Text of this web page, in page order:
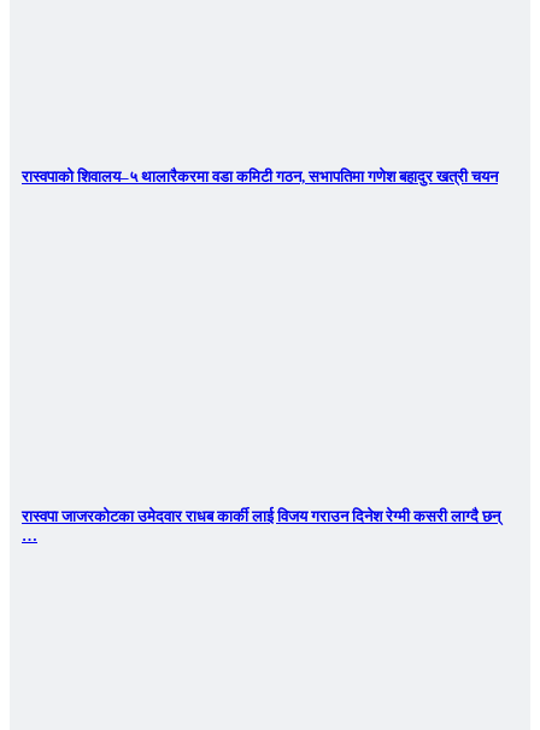
रास्वपाको शिवालय–५ थालारैकरमा वडा कमिटी गठन, सभापतिमा गणेश बहादुर खत्री चयन
रास्वपा जाजरकोटका उमेदवार राधब कार्की लाई विजय गराउन दिनेश रेग्मी कसरी लाग्दै छन्
…